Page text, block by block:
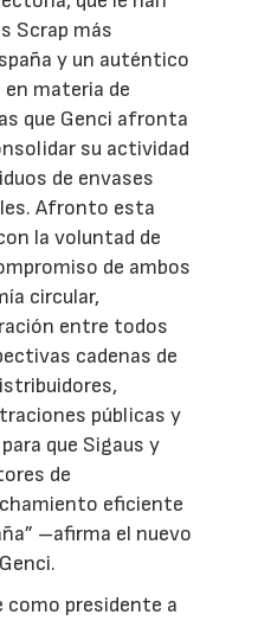
Scrap más
y un auténtico
materia de
que Genci afronta
su actividad
de envases
Afronto esta
la voluntad de
de ambos
circular,
entre todos
cadenas de
públicas y
que Sigaus y
de
eficiente
–afirma el nuevo
como presidente a